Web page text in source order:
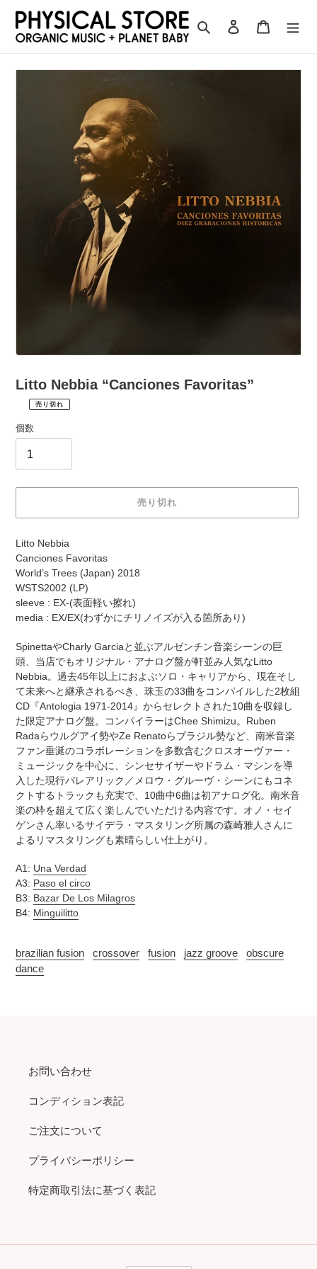
検索 ログインカート
Litto Nebbia “Canciones Favoritas”
常
価
格
¥2,970
売り切れ
税
込
送
手
続
き
時
に
計
さ
れ
ま
す
コ
ン
デ
ィ
シ
ョ
ン
表
記
に
い
て
個数
売り切れ
カ
ー
ト
に
商
品
追
加
す
る
Litto Nebbia
Canciones Favoritas
World’s Trees (Japan) 2018
WSTS2002 (LP)
sleeve : EX-(表面軽い擦れ)
media : EX/EX(わずかにチリノイズが入る箇所あり)
SpinettaやCharly Garciaと並ぶアルゼンチン音楽シーンの巨
頭、当店でもオリジナル・アナログ盤が軒並み人気なLitto
Nebbia。過去45年以上におよぶソロ・キャリアから、現在そし
て未来へと継承されるべき、珠玉の33曲をコンパイルした2枚組
CD『Antologia 1971-2014』からセレクトされた10曲を収録し
た限定アナログ盤。コンパイラーはChee Shimizu。Ruben
Radaらウルグアイ勢やZe Renatoらブラジル勢など、南米音楽
ファン垂涎のコラボレーションを多数含むクロスオーヴァー・
ミュージックを中心に、シンセサイザーやドラム・マシンを導
入した現行バレアリック／メロウ・グルーヴ・シーンにもコネ
クトするトラックも充実で、10曲中6曲は初アナログ化。南米音
楽の枠を超えて広く楽しんでいただける内容です。オノ・セイ
ゲンさん率いるサイデラ・マスタリング所属の森崎雅人さんに
よるリマスタリングも素晴らしい仕上がり。
A1: Una Verdad
A3: Paso el circo
B3: Bazar De Los Milagros
B4: Minguilitto
brazilian fusion crossover fusion jazz groove
obscure
dance
お問い合わせ
コンディション表記
ご注文について
プライバシーポリシー
特定商取引法に基づく表記